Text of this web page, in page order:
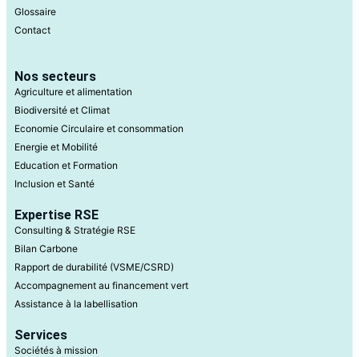
Glossaire
Contact
Nos secteurs
Agriculture et alimentation
Biodiversité et Climat
Economie Circulaire et consommation
Energie et Mobilité
Education et Formation
Inclusion et Santé
Expertise RSE
Consulting & Stratégie RSE
Bilan Carbone
Rapport de durabilité (VSME/CSRD)
Accompagnement au financement vert
Assistance à la labellisation
Services
Sociétés à mission